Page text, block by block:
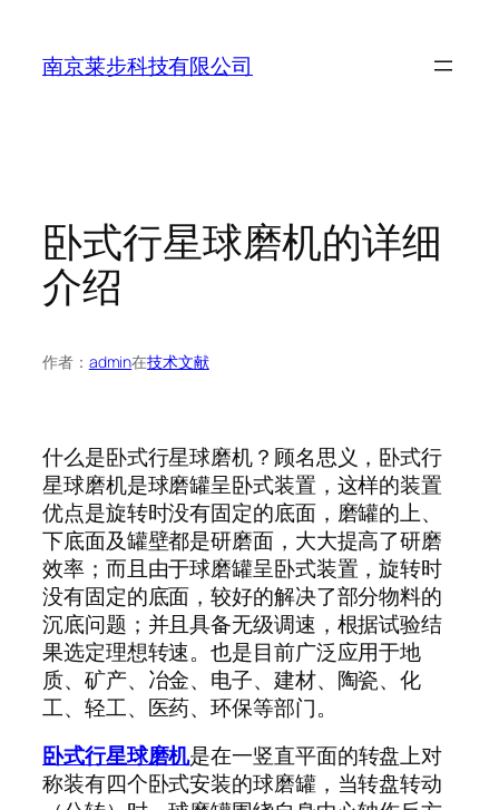
南京莱步科技有限公司
卧式行星球磨机的详细
介绍
作者： admin在技术文献
什么是卧式行星球磨机？顾名思义，卧式行
星球磨机是球磨罐呈卧式装置，这样的装置
优点是旋转时没有固定的底面，磨罐的上、
下底面及罐壁都是研磨面，大大提高了研磨
效率；而且由于球磨罐呈卧式装置，旋转时
没有固定的底面，较好的解决了部分物料的
沉底问题；并且具备无级调速，根据试验结
果选定理想转速。也是目前广泛应用于地
质、矿产、冶金、电子、建材、陶瓷、化
工、轻工、医药、环保等部门。
卧式行星球磨机是在一竖直平面的转盘上对
称装有四个卧式安装的球磨罐，当转盘转动